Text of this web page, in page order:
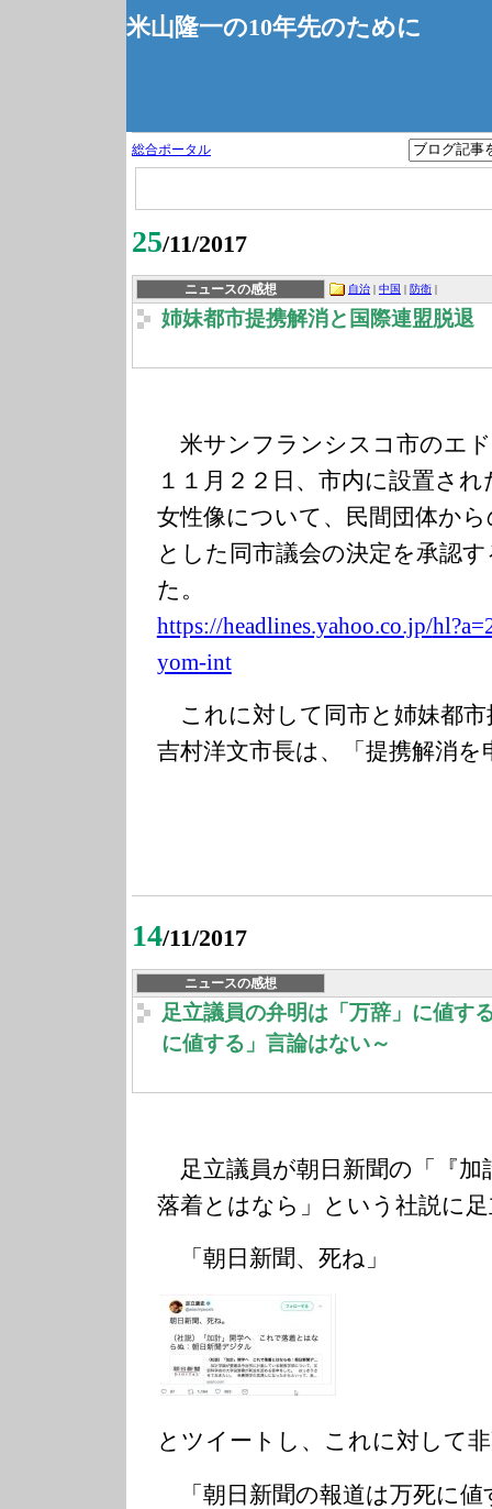
米山隆一の10年先のために
総合ポータル
25/11/2017
ニュースの感想 自治 | 中国 | 防衛 |
姉妹都市提携解消と国際連盟脱
米サンフランシスコ市のエ
１１月２２日、市内に設置さ
女性像について、民間団体か
とした同市議会の決定を承認
た。
https://headlines.yahoo.co.jp/
yom-int
これに対して同市と姉妹都市
吉村洋文市長は、「提携解消
14/11/2017
ニュースの感想
足立議員の弁明は「万辞」に値す
に値する」言論はない～
足立議員が朝日新聞の「『加
落着とはなら」という社説に
「朝日新聞、死ね」
とツイートし、これに対して
「朝日新聞の報道は万死に値